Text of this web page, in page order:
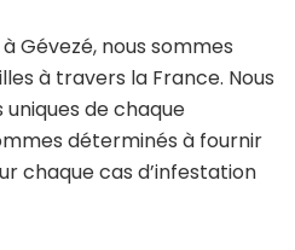
Gévezé, nous sommes
à travers la France. Nous
de chaque
déterminés à fournir
chaque cas d’infestation